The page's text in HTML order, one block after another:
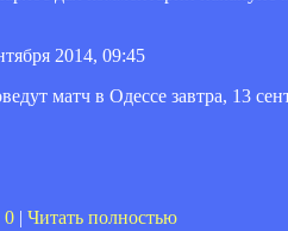
2014, 09:45
матч в Одессе завтра, 13
0 | Читать полностью